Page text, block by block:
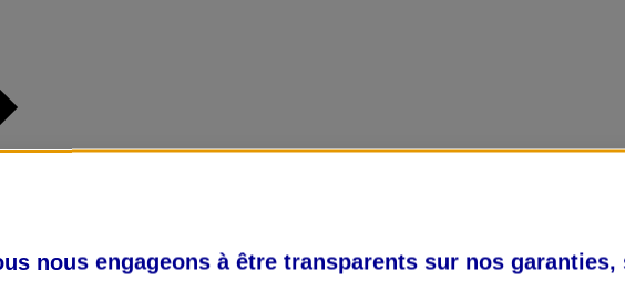
nous engageons à être transparents sur nos garanties,